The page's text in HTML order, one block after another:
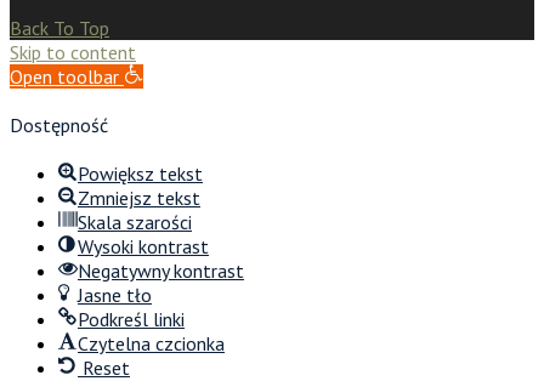
Back To Top
Skip to content
Open toolbar
Dostępność
Powiększ tekst
Zmniejsz tekst
Skala szarości
Wysoki kontrast
Negatywny kontrast
Jasne tło
Podkreśl linki
Czytelna czcionka
Reset